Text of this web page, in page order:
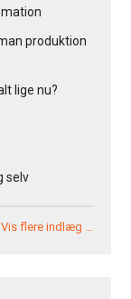
produktion
lige nu?
selv
Vis flere indlæg …